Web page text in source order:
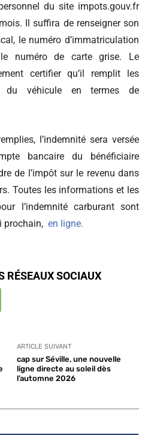
du site impots.gouv.fr
Il suffira de renseigner son
le numéro d’immatriculation
numéro de carte grise. Le
certifier qu’il remplit les
du véhicule en termes de
l’indemnité sera versée
bancaire du bénéficiaire
de l’impôt sur le revenu dans
Toutes les informations et les
l’indemnité carburant sont
prochain, en ligne.
RÉSEAUX SOCIAUX
ARTICLE SUIVANT
cap sur Séville, une nouvelle
ligne directe au soleil dès
l’automne 2026